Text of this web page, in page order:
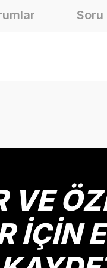
Soru
görüntülenemiyor.
VE
İÇİN